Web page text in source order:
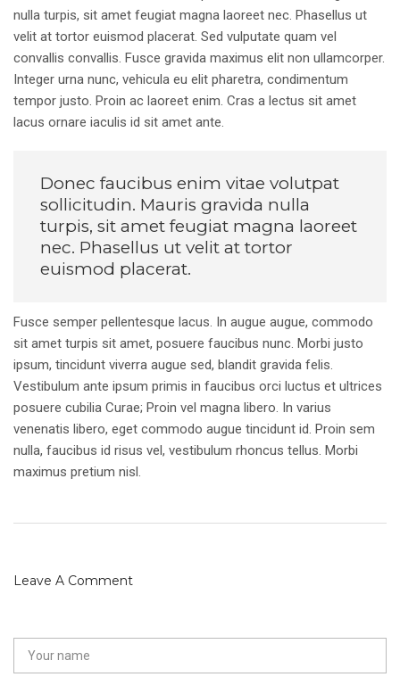
nulla turpis, sit amet feugiat magna laoreet nec. Phasellus ut
velit at tortor euismod placerat. Sed vulputate quam vel
convallis convallis. Fusce gravida maximus elit non ullamcorper.
Integer urna nunc, vehicula eu elit pharetra, condimentum
tempor justo. Proin ac laoreet enim. Cras a lectus sit amet
lacus ornare iaculis id sit amet ante.
Donec faucibus enim vitae volutpat
sollicitudin. Mauris gravida nulla
turpis, sit amet feugiat magna laoreet
nec. Phasellus ut velit at tortor
euismod placerat.
Fusce semper pellentesque lacus. In augue augue, commodo
sit amet turpis sit amet, posuere faucibus nunc. Morbi justo
ipsum, tincidunt viverra augue sed, blandit gravida felis.
Vestibulum ante ipsum primis in faucibus orci luctus et ultrices
posuere cubilia Curae; Proin vel magna libero. In varius
venenatis libero, eget commodo augue tincidunt id. Proin sem
nulla, faucibus id risus vel, vestibulum rhoncus tellus. Morbi
maximus pretium nisl.
Leave A Comment